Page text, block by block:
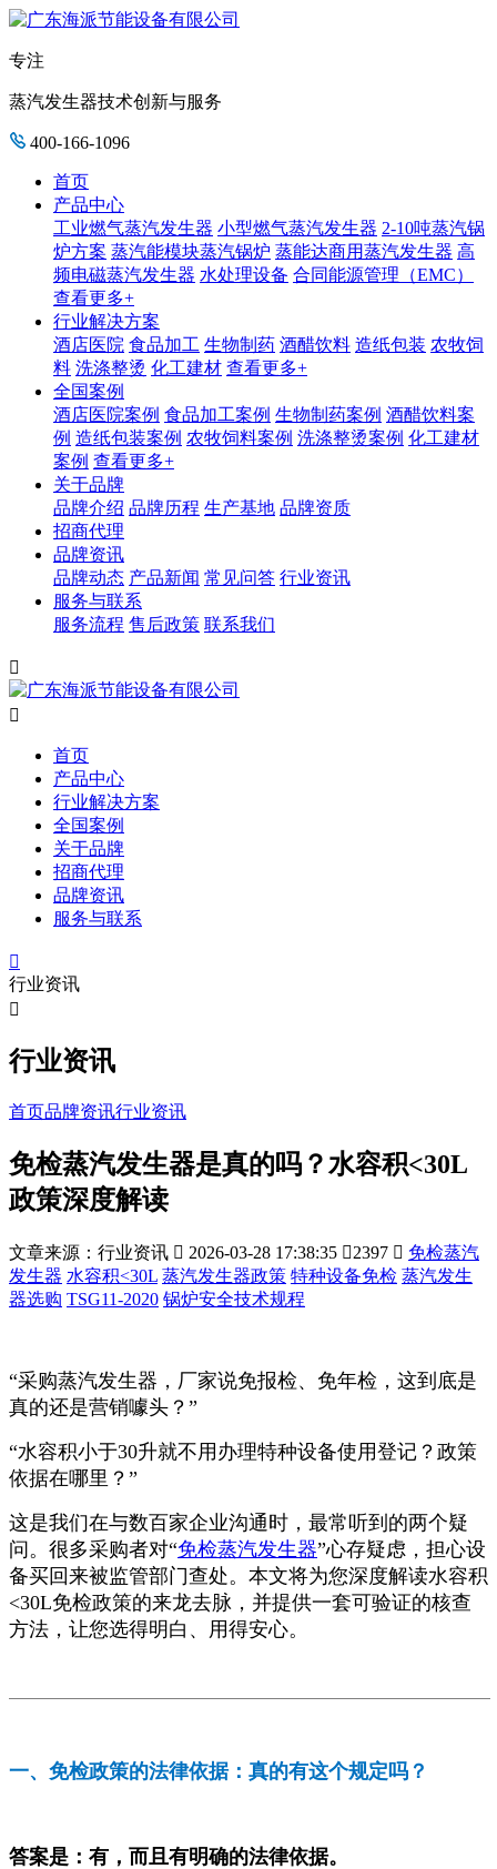
专注
蒸汽发生器技术创新与服务
400-166-1096
首页
产品中心
工业燃气蒸汽发生器 小型燃气蒸汽发生器 2-10吨蒸汽锅
炉方案 蒸汽能模块蒸汽锅炉 蒸能达商用蒸汽发生器 高
频电磁蒸汽发生器 水处理设备 合同能源管理（EMC）
查看更多+
行业解决方案
酒店医院 食品加工 生物制药 酒醋饮料 造纸包装 农牧饲
料 洗涤整烫 化工建材 查看更多+
全国案例
酒店医院案例 食品加工案例 生物制药案例 酒醋饮料案
例 造纸包装案例 农牧饲料案例 洗涤整烫案例 化工建材
案例 查看更多+
关于品牌
品牌介绍 品牌历程 生产基地 品牌资质
招商代理
品牌资讯
品牌动态 产品新闻 常见问答 行业资讯
服务与联系
服务流程 售后政策 联系我们


首页
产品中心
行业解决方案
全国案例
关于品牌
招商代理
品牌资讯
服务与联系

行业资讯

行业资讯
首页品牌资讯行业资讯
免检蒸汽发生器是真的吗？水容积<30L
政策深度解读
文章来源：行业资讯  2026-03-28 17:38:35 2397  免检蒸汽
发生器 水容积<30L 蒸汽发生器政策 特种设备免检 蒸汽发生
器选购 TSG11-2020 锅炉安全技术规程
“采购蒸汽发生器，厂家说免报检、免年检，这到底是
真的还是营销噱头？”
“水容积小于30升就不用办理特种设备使用登记？政策
依据在哪里？”
这是我们在与数百家企业沟通时，最常听到的两个疑
问。很多采购者对“免检蒸汽发生器”心存疑虑，担心设
备买回来被监管部门查处。本文将为您深度解读水容积
<30L免检政策的来龙去脉，并提供一套可验证的核查
方法，让您选得明白、用得安心。
一、免检政策的法律依据：真的有这个规定吗？
答案是：有，而且有明确的法律依据。